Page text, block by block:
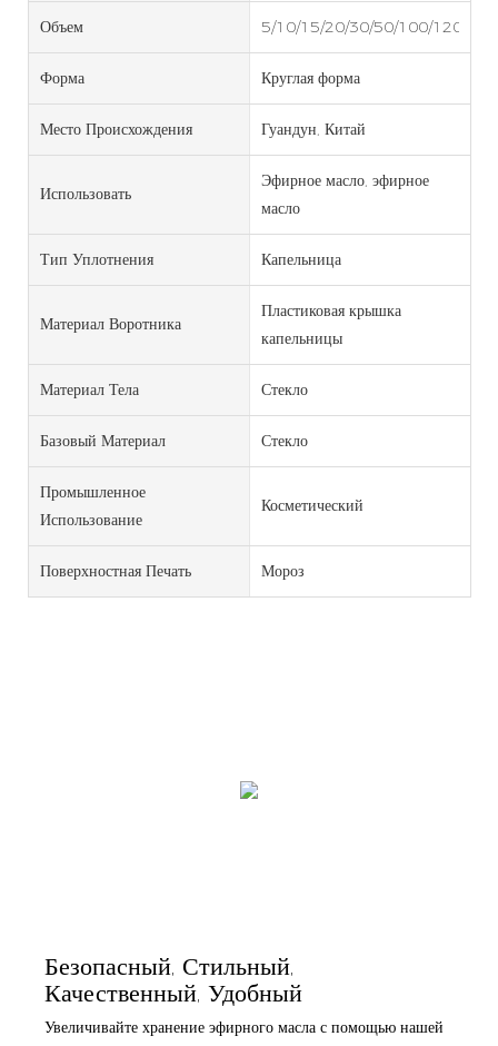
Объем 5/10/15/20/30/50/100/120/
Форма Круглая форма
Место Происхождения Гуандун, Китай
Использовать
Эфирное масло, эфирное
масло
Тип Уплотнения Капельница
Материал Воротника
Пластиковая крышка
капельницы
Материал Тела Стекло
Базовый Материал Стекло
Промышленное
Использование
Косметический
Поверхностная Печать Мороз
Безопасный, Стильный,
Качественный, Удобный
Увеличивайте хранение эфирного масла с помощью нашей